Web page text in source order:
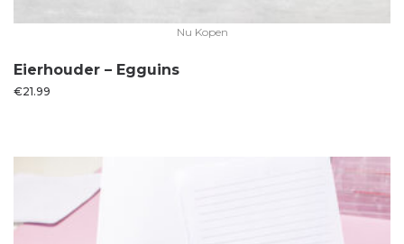
Nu Kopen
Eierhouder – Egguins
€21.99